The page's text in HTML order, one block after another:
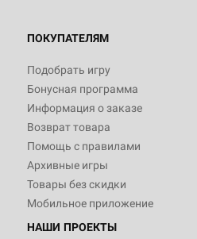
ПОКУПАТЕЛЯМ
Подобрать игру
Бонусная программа
Информация о заказе
Возврат товара
Помощь с правилами
Архивные игры
Товары без скидки
Мобильное приложение
НАШИ ПРОЕКТЫ